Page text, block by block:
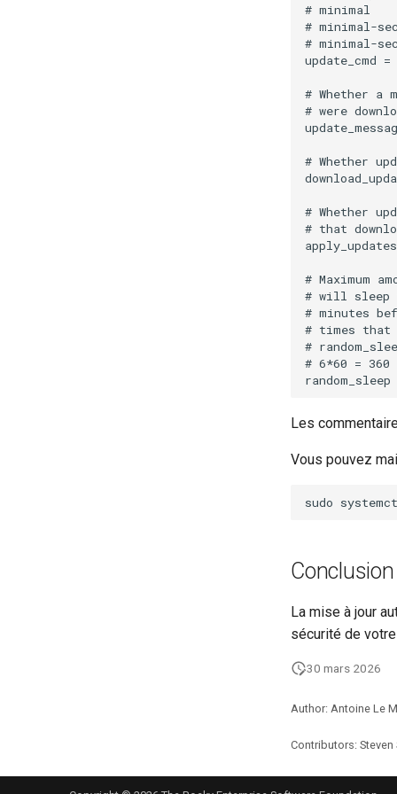
# minimal
# minimal-
# minimal-
update_cmd
# Whether a
# were
# Whether
# Whether
# that
# Maximum
# will sleep
# minutes
# times that
#
# 6*60 = 360
Les
Vous pouvez
sudo
Conclusion
La mise à jour
sécurité de
30 mars 2026
Author: Antoine Le
Contributors: Steven